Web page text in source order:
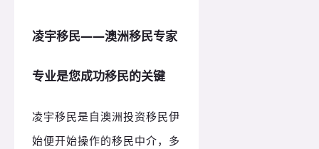
凌宇移民——澳洲移民专家
专业是您成功移民的关键
凌宇移民是自澳洲投资移民伊
始便开始操作的移民中介，多